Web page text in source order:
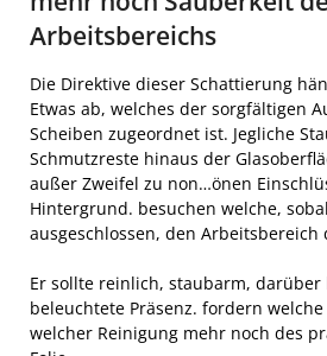
Arbeitsbereichs
Die Direktive dieser Schattierung
Etwas ab, welches der sorgfältigen
Scheiben zugeordnet ist. Jegliche
Schmutzreste hinaus der
außer Zweifel zu non…önen
Hintergrund. besuchen welche,
ausgeschlossen, den Arbeitsbereich
Er sollte reinlich, staubarm,
beleuchtete Präsenz. fordern
welcher Reinigung mehr noch des